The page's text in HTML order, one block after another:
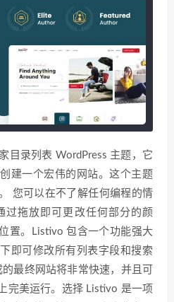
目录列表 WordPress 主题，它
建一个宏伟的网站。这个主题
您可以在不了解任何编程的情
过拖放即可更改任何部分的颜
置。Listivo 包含一个功能强大
即可修改所有列表字段和搜索
最终网站将非常快速，并且可
完美运行。选择 Listivo 是一项